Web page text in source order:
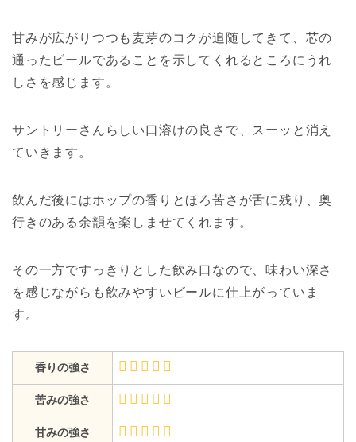
甘みが広がりつつも麦芽のコクが追随してきて、芯の
通ったビールであることを示してくれるところにうれ
しさを感じます。
サントリーさんらしい口溶けの良さで、スーッと消え
ていきます。
飲んだ後にはホップの香りとほろ苦さが舌に残り、奥
行きのある余韻を楽しませてくれます。
その一方ですっきりとした飲み口なので、味わい深さ
を感じながらも飲みやすいビールに仕上がっていま
す。
香りの強さ
苦みの強さ
甘みの強さ